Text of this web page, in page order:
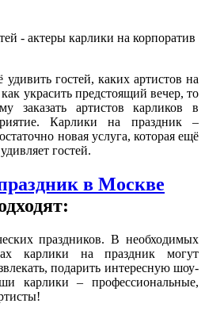
гостей, каких артистов на
украсить предстоящий вечер, то
заказать артистов карликов в
Карлики на праздник –
новая услуга, которая ещё
гостей.
в Москве
праздников. В необходимых
карлики на праздник могут
подарить интересную шоу-
карлики – профессиональные,